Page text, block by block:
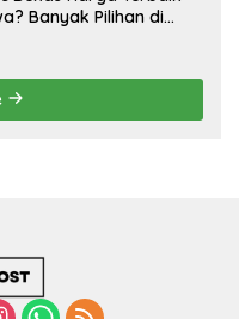
Banyak Pilihan di